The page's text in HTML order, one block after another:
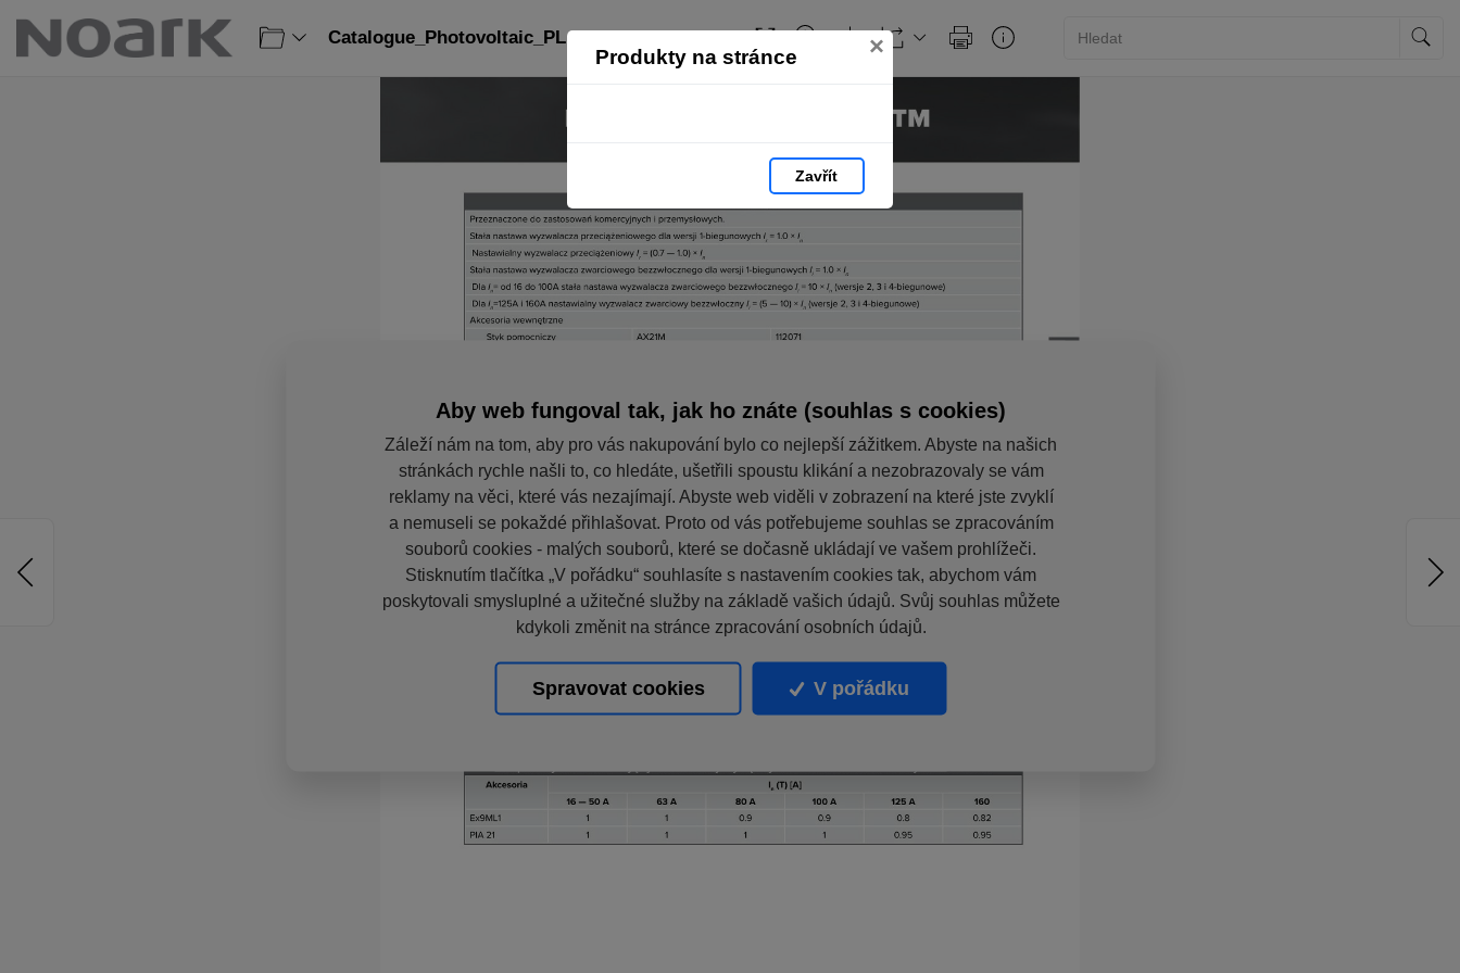
Produkty na stránce ×
Zavřít
Catalogue_Photovoltaic_PL: strana 135
Aby web fungoval tak, jak ho znáte (souhlas s cookies)
Záleží nám na tom, aby pro vás nakupování bylo co nejlepší zážitkem. Abyste na našich
stránkách rychle našli to, co hledáte, ušetřili spoustu klikání a nezobrazovaly se vám
reklamy na věci, které vás nezajímají. Abyste web viděli v zobrazení na které jste zvyklí
a nemuseli se pokaždé přihlašovat. Proto od vás potřebujeme souhlas se zpracováním
souborů cookies - malých souborů, které se dočasně ukládají ve vašem prohlížeči.
Stisknutím tlačítka „V pořádku“ souhlasíte s nastavením cookies tak, abychom vám
poskytovali smysluplné a užitečné služby na základě vašich údajů. Svůj souhlas můžete
kdykoli změnit na stránce zpracování osobních údajů.
Spravovat cookies V pořádku